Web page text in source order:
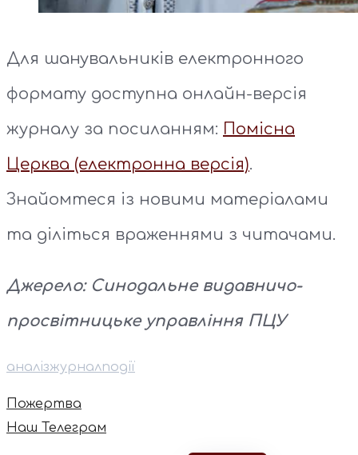
Для шанувальників електронного
формату доступна онлайн-версія
журналу за посиланням: Помісна
Церква (електронна версія).
Знайомтеся із новими матеріалами
та діліться враженнями з читачами.
Джерело: Синодальне видавничо-
просвітницьке управління ПЦУ
аналізжурналподії
Пожертва
Наш Телеграм